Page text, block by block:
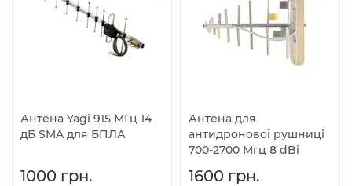
Антена Yagi 915 МГц 14
дБ SMA для БПЛА
1000 грн.
Антена для
антидронової рушниці
700-2700 Мгц 8 dBi
1600 грн.